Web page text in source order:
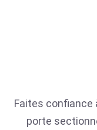
Faites confiance
porte